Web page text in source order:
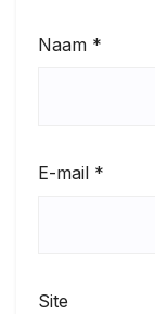
Naam *
E-mail *
Site